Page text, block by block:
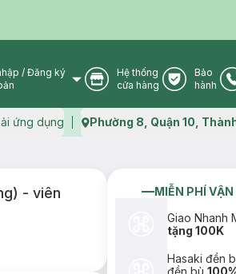
User Icon
/ Đăng ký
Store Icon
Hệ thống
cửa hàng
Bảo
hành
ứng dụng Map
Phường 8, Quận 10,
- viên
MIỄN PHÍ
Giao Nhanh
tặng 100K
Hasaki đền
đền bù